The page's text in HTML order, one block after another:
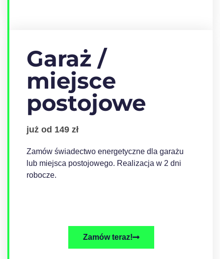
Garaż /
miejsce
postojowe
już od 149 zł
Zamów świadectwo energetyczne dla garażu
lub miejsca postojowego. Realizacja w 2 dni
robocze.
Zamów teraz!